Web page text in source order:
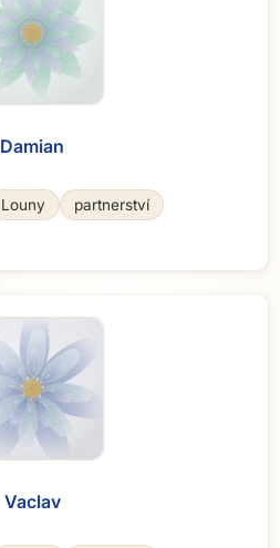
Damian
Louny partnerství
Vaclav